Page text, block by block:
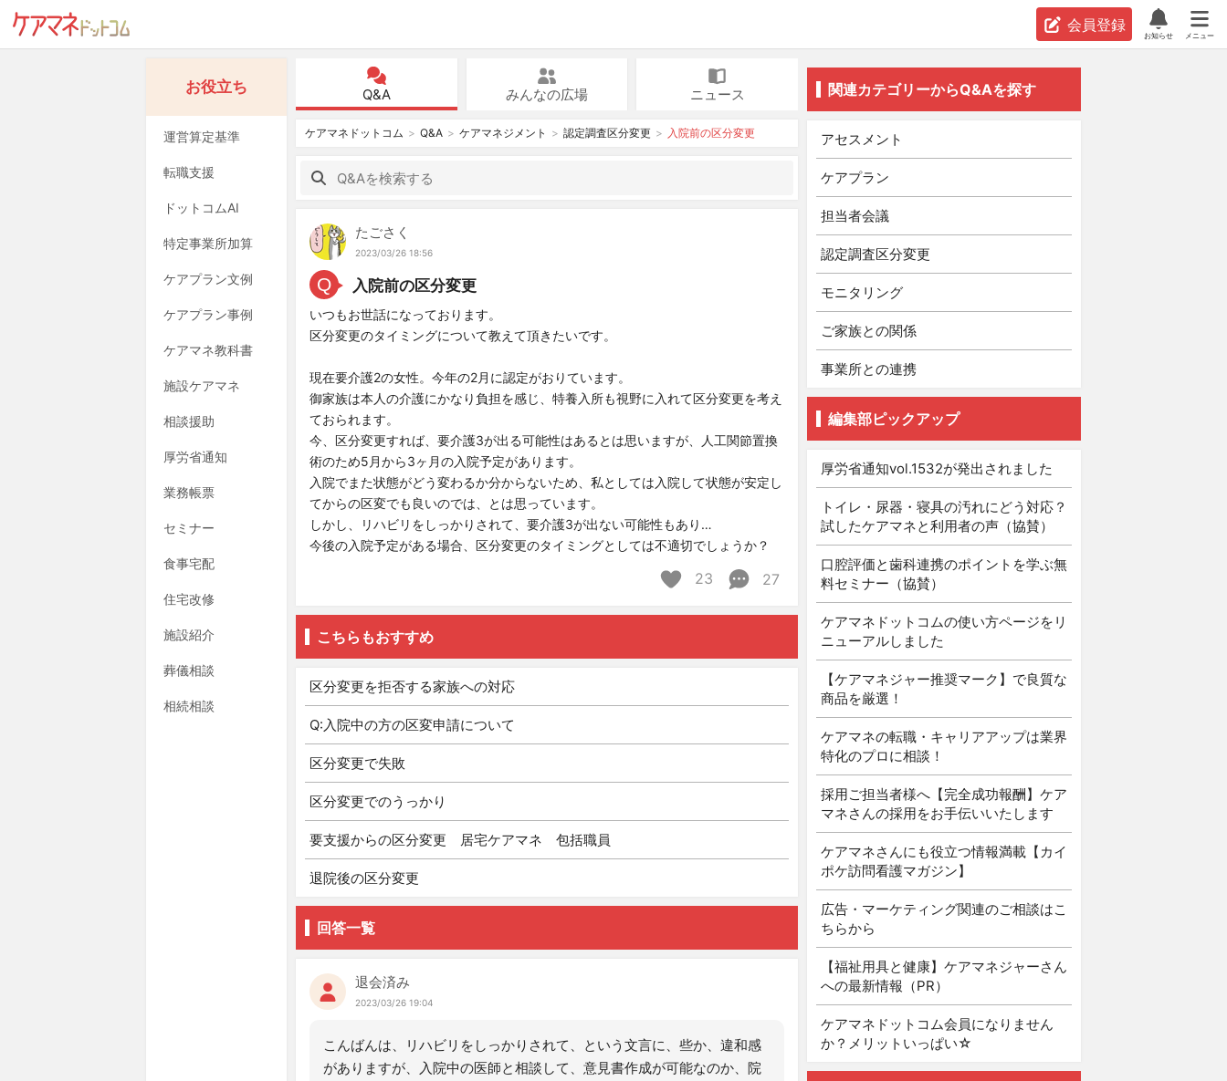
会員登録
お知らせ メニュー
お役立ち
運営算定基準
転職支援
ドットコムAI
特定事業所加算
ケアプラン文例
ケアプラン事例
ケアマネ教科書
施設ケアマネ
相談援助
厚労省通知
業務帳票
セミナー
食事宅配
住宅改修
施設紹介
葬儀相談
相続相談
Q&A みんなの広場 ニュース
ケアマネドットコム Q&A ケアマネジメント 認定調査区分変更 入院前の区分変更
たごさく
2023/03/26 18:56
Q 入院前の区分変更
いつもお世話になっております。
区分変更のタイミングについて教えて頂きたいです。
現在要介護2の女性。今年の2月に認定がおりています。
御家族は本人の介護にかなり負担を感じ、特養入所も視野に入れて区分変更を考え
ておられます。
今、区分変更すれば、要介護3が出る可能性はあるとは思いますが、人工関節置換
術のため5月から3ヶ月の入院予定があります。
入院でまた状態がどう変わるか分からないため、私としては入院して状態が安定し
てからの区変でも良いのでは、とは思っています。
しかし、リハビリをしっかりされて、要介護3が出ない可能性もあり…
今後の入院予定がある場合、区分変更のタイミングとしては不適切でしょうか？
23 27
こちらもおすすめ
区分変更を拒否する家族への対応
Q:入院中の方の区変申請について
区分変更で失敗
区分変更でのうっかり
要支援からの区分変更 居宅ケアマネ 包括職員
退院後の区分変更
回答一覧
退会済み
2023/03/26 19:04
こんばんは、リハビリをしっかりされて、という文言に、些か、違和感
がありますが、入院中の医師と相談して、意見書作成が可能なのか、院
関連カテゴリーからQ&Aを探す
アセスメント
ケアプラン
担当者会議
認定調査区分変更
モニタリング
ご家族との関係
事業所との連携
編集部ピックアップ
厚労省通知vol.1532が発出されました
トイレ・尿器・寝具の汚れにどう対応？
試したケアマネと利用者の声（協賛）
口腔評価と歯科連携のポイントを学ぶ無
料セミナー（協賛）
ケアマネドットコムの使い方ページをリ
ニューアルしました
【ケアマネジャー推奨マーク】で良質な
商品を厳選！
ケアマネの転職・キャリアアップは業界
特化のプロに相談！
採用ご担当者様へ【完全成功報酬】ケア
マネさんの採用をお手伝いいたします
ケアマネさんにも役立つ情報満載【カイ
ポケ訪問看護マガジン】
広告・マーケティング関連のご相談はこ
ちらから
【福祉用具と健康】ケアマネジャーさん
への最新情報（PR）
ケアマネドットコム会員になりません
か？メリットいっぱい☆